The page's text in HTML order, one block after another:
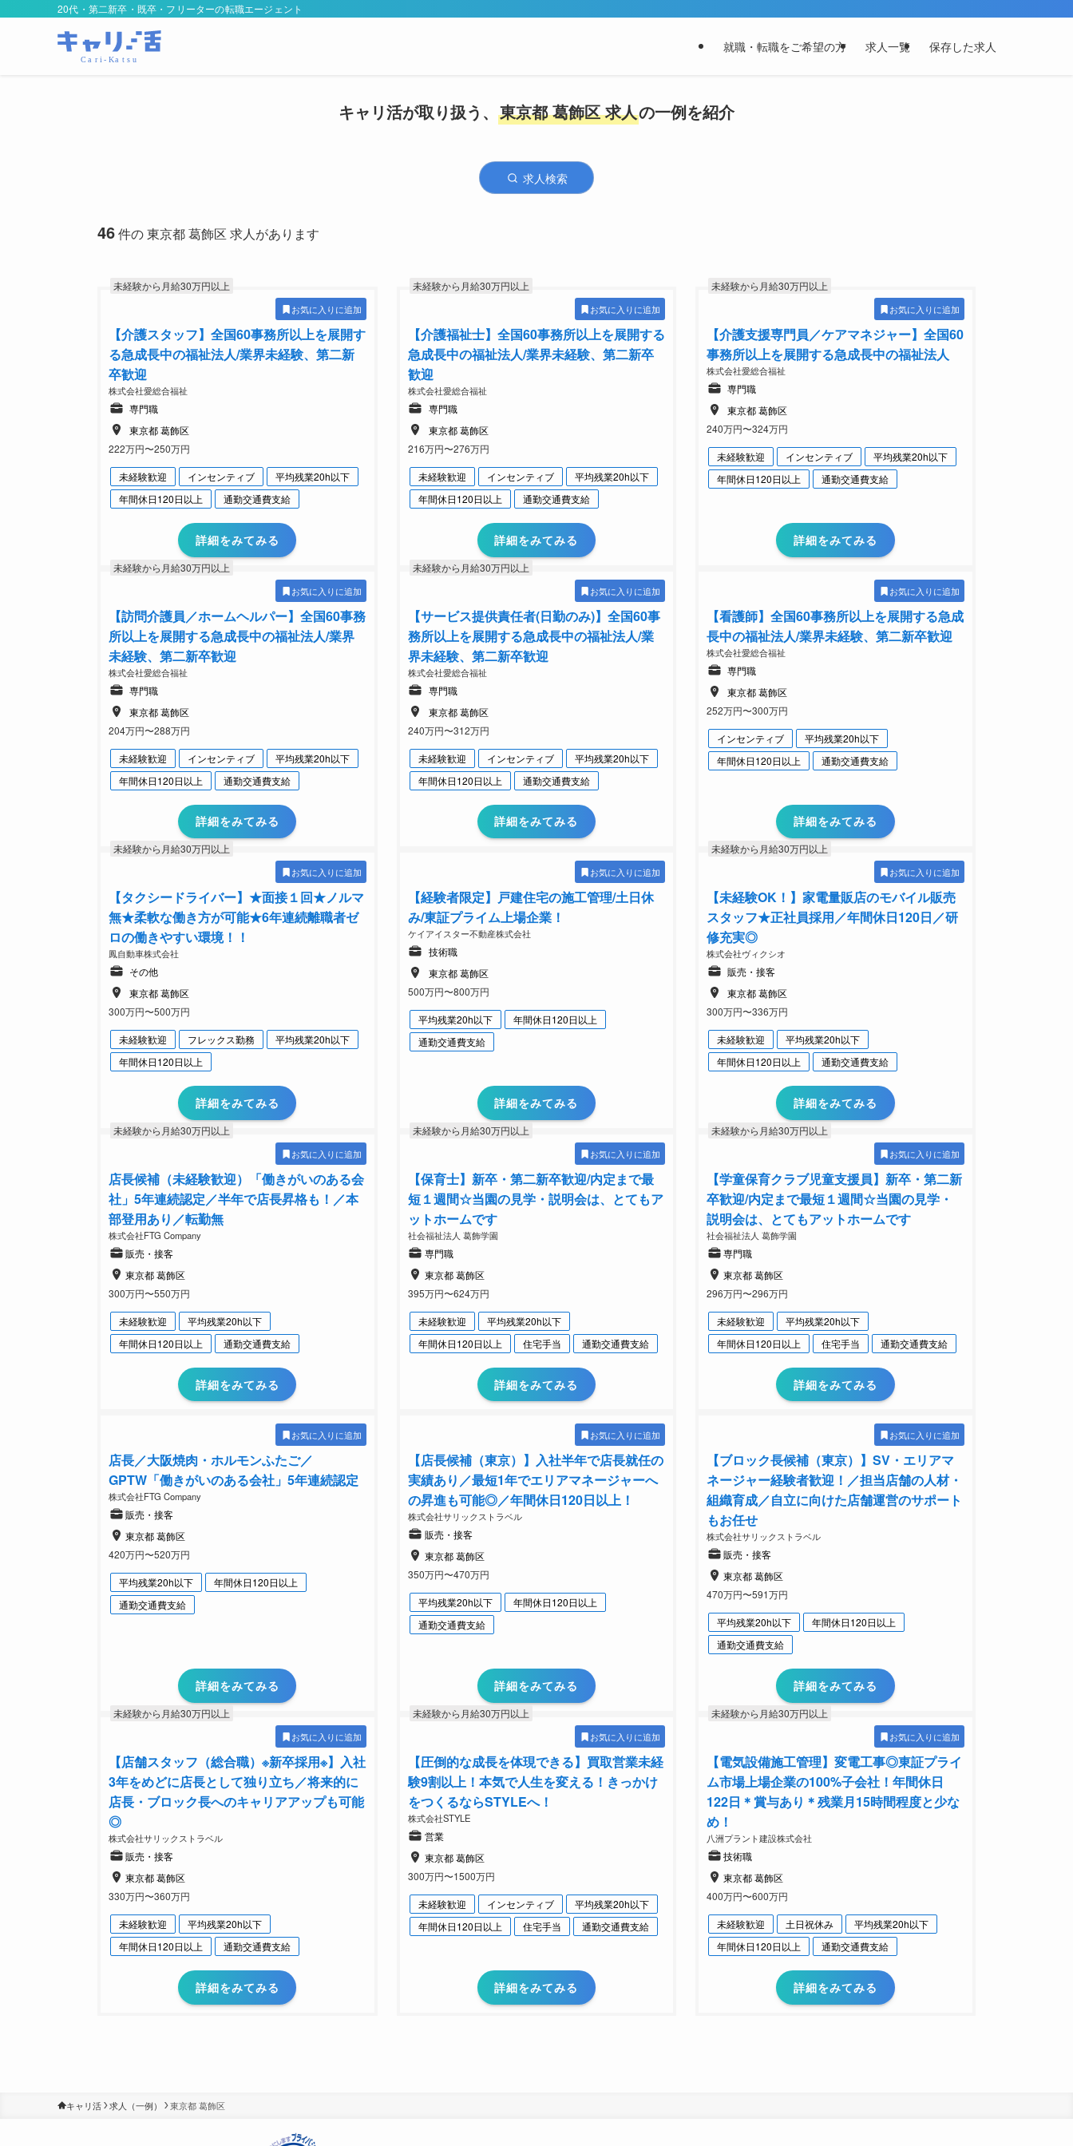
20代・第二新卒・既卒・フリーターの転職エージェント
就職・転職をご希望の方 求人一覧 保存した求人
キャリ活が取り扱う、 東京都 葛飾区 求人の一例を紹介
求人検索
46件の 東京都 葛飾区 求人があります
未経験から月給30万円以上
お気に入りに追加
【介護スタッフ】全国60事務所以上を展開す
る急成長中の福祉法人/業界未経験、第二新
卒歓迎
株式会社愛総合福祉
専門職
東京都 葛飾区
222万円〜250万円
未経験歓迎 インセンティブ
平均残業20h以下
年間休日120日以上
通勤交通費支給
詳細をみてみる
未経験から月給30万円以上
お気に入りに追加
【介護福祉士】全国60事務所以上を展開する
急成長中の福祉法人/業界未経験、第二新卒
歓迎
株式会社愛総合福祉
専門職
東京都 葛飾区
216万円〜276万円
未経験歓迎 インセンティブ
平均残業20h以下
年間休日120日以上
通勤交通費支給
詳細をみてみる
未経験から月給30万円以上
お気に入りに追加
【介護支援専門員／ケアマネジャー】全国60
事務所以上を展開する急成長中の福祉法人
株式会社愛総合福祉
専門職
東京都 葛飾区
240万円〜324万円
未経験歓迎 インセンティブ
平均残業20h以下
年間休日120日以上
通勤交通費支給
詳細をみてみる
未経験から月給30万円以上
お気に入りに追加
【訪問介護員／ホームヘルパー】全国60事務
所以上を展開する急成長中の福祉法人/業界
未経験、第二新卒歓迎
株式会社愛総合福祉
専門職
東京都 葛飾区
204万円〜288万円
未経験歓迎 インセンティブ
平均残業20h以下
年間休日120日以上
通勤交通費支給
詳細をみてみる
未経験から月給30万円以上
お気に入りに追加
【サービス提供責任者(日勤のみ)】全国60事
務所以上を展開する急成長中の福祉法人/業
界未経験、第二新卒歓迎
株式会社愛総合福祉
専門職
東京都 葛飾区
240万円〜312万円
未経験歓迎 インセンティブ
平均残業20h以下
年間休日120日以上
通勤交通費支給
詳細をみてみる
お気に入りに追加
【看護師】全国60事務所以上を展開する急成
長中の福祉法人/業界未経験、第二新卒歓迎
株式会社愛総合福祉
専門職
東京都 葛飾区
252万円〜300万円
インセンティブ
平均残業20h以下
年間休日120日以上
通勤交通費支給
詳細をみてみる
未経験から月給30万円以上
お気に入りに追加
【タクシードライバー】★面接１回★ノルマ
無★柔軟な働き方が可能★6年連続離職者ゼ
ロの働きやすい環境！！
鳳自動車株式会社
その他
東京都 葛飾区
300万円〜500万円
未経験歓迎 フレックス勤務
平均残業20h以下
年間休日120日以上
詳細をみてみる
お気に入りに追加
【経験者限定】戸建住宅の施工管理/土日休
み/東証プライム上場企業！
ケイアイスター不動産株式会社
技術職
東京都 葛飾区
500万円〜800万円
平均残業20h以下
年間休日120日以上
通勤交通費支給
詳細をみてみる
未経験から月給30万円以上
お気に入りに追加
【未経験OK！】家電量販店のモバイル販売
スタッフ★正社員採用／年間休日120日／研
修充実◎
株式会社ヴィクシオ
販売・接客
東京都 葛飾区
300万円〜336万円
未経験歓迎
平均残業20h以下
年間休日120日以上
通勤交通費支給
詳細をみてみる
未経験から月給30万円以上
お気に入りに追加
店長候補（未経験歓迎）「働きがいのある会
社」5年連続認定／半年で店長昇格も！／本
部登用あり／転勤無
株式会社FTG Company
販売・接客
東京都 葛飾区
300万円〜550万円
未経験歓迎
平均残業20h以下
年間休日120日以上
通勤交通費支給
詳細をみてみる
未経験から月給30万円以上
お気に入りに追加
【保育士】新卒・第二新卒歓迎/内定まで最
短１週間☆当園の見学・説明会は、とてもア
ットホームです
社会福祉法人 葛飾学園
専門職
東京都 葛飾区
395万円〜624万円
未経験歓迎
平均残業20h以下
年間休日120日以上
住宅手当 通勤交通費支給
詳細をみてみる
未経験から月給30万円以上
お気に入りに追加
【学童保育クラブ児童支援員】新卒・第二新
卒歓迎/内定まで最短１週間☆当園の見学・
説明会は、とてもアットホームです
社会福祉法人 葛飾学園
専門職
東京都 葛飾区
296万円〜296万円
未経験歓迎
平均残業20h以下
年間休日120日以上
住宅手当 通勤交通費支給
詳細をみてみる
お気に入りに追加
店長／大阪焼肉・ホルモンふたご／
GPTW「働きがいのある会社」5年連続認定
株式会社FTG Company
販売・接客
東京都 葛飾区
420万円〜520万円
平均残業20h以下
年間休日120日以上
通勤交通費支給
詳細をみてみる
お気に入りに追加
【店長候補（東京）】入社半年で店長就任の
実績あり／最短1年でエリアマネージャーへ
の昇進も可能◎／年間休日120日以上！
株式会社サリックストラベル
販売・接客
東京都 葛飾区
350万円〜470万円
平均残業20h以下
年間休日120日以上
通勤交通費支給
詳細をみてみる
お気に入りに追加
【ブロック長候補（東京）】SV・エリアマ
ネージャー経験者歓迎！／担当店舗の人材・
組織育成／自立に向けた店舗運営のサポート
もお任せ
株式会社サリックストラベル
販売・接客
東京都 葛飾区
470万円〜591万円
平均残業20h以下
年間休日120日以上
通勤交通費支給
詳細をみてみる
未経験から月給30万円以上
お気に入りに追加
【店舗スタッフ（総合職）※新卒採用※】入社
3年をめどに店長として独り立ち／将来的に
店長・ブロック長へのキャリアアップも可能
◎
株式会社サリックストラベル
販売・接客
東京都 葛飾区
330万円〜360万円
未経験歓迎
平均残業20h以下
年間休日120日以上
通勤交通費支給
詳細をみてみる
未経験から月給30万円以上
お気に入りに追加
【圧倒的な成長を体現できる】買取営業未経
験9割以上！本気で人生を変える！きっかけ
をつくるならSTYLEへ！
株式会社STYLE
営業
東京都 葛飾区
300万円〜1500万円
未経験歓迎 インセンティブ
平均残業20h以下
年間休日120日以上
住宅手当 通勤交通費支給
詳細をみてみる
未経験から月給30万円以上
お気に入りに追加
【電気設備施工管理】変電工事◎東証プライ
ム市場上場企業の100%子会社！年間休日
122日＊賞与あり＊残業月15時間程度と少な
め！
八洲プラント建設株式会社
技術職
東京都 葛飾区
400万円〜600万円
未経験歓迎 土日祝休み
平均残業20h以下
年間休日120日以上
通勤交通費支給
詳細をみてみる
キャリ活 求人（一例） 東京都 葛飾区